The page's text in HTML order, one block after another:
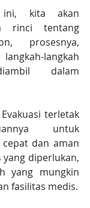
ini, kita akan
rinci tentang
prosesnya,
langkah
dalam
terletak
untuk
cepat dan aman
diperlukan,
yang mungkin
fasilitas medis.